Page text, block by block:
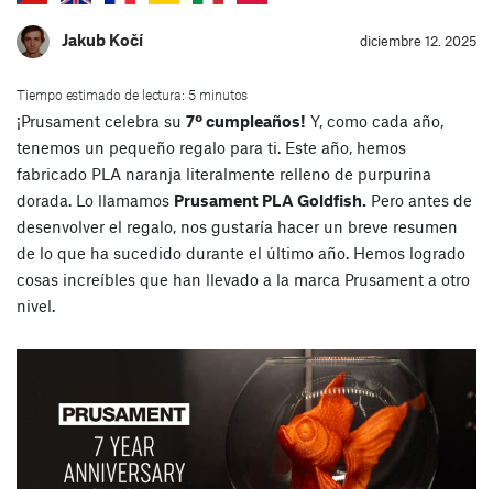
Jakub Kočí diciembre 12. 2025
Tiempo estimado de lectura: 5 minutos
¡Prusament celebra su 7º cumpleaños! Y, como cada año,
tenemos un pequeño regalo para ti. Este año, hemos
fabricado PLA naranja literalmente relleno de purpurina
dorada. Lo llamamos Prusament PLA Goldfish. Pero antes de
desenvolver el regalo, nos gustaría hacer un breve resumen
de lo que ha sucedido durante el último año. Hemos logrado
cosas increíbles que han llevado a la marca Prusament a otro
nivel.